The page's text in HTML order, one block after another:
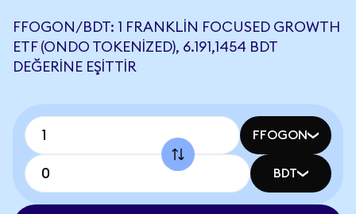
FFOGON/BDT: 1 FRANKLIN FOCUSED GROWTH
ETF (ONDO TOKENIZED), 6.191,1454 BDT
DEĞERINE EŞITTIR
FFOGON
BDT